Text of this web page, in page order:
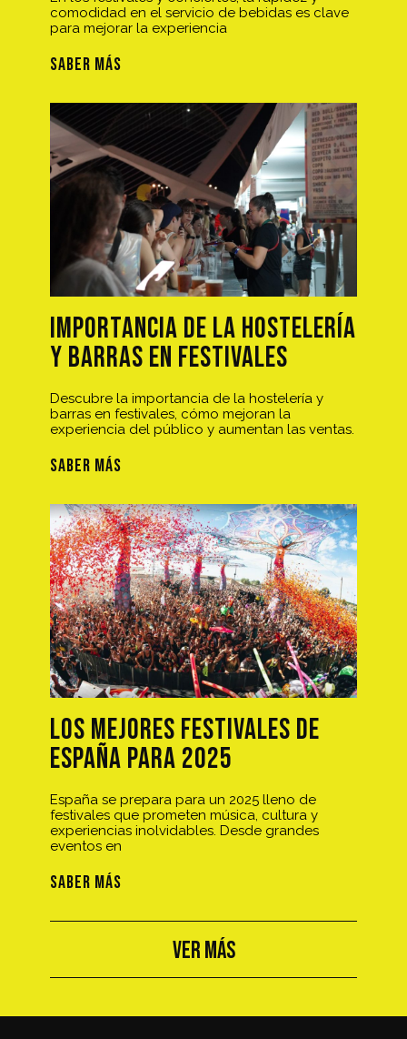
comodidad en el servicio de bebidas es clave
para mejorar la experiencia
SABER MÁS
Importancia de la hostelería
y barras en festivales
Descubre la importancia de la hostelería y
barras en festivales, cómo mejoran la
experiencia del público y aumentan las ventas.
SABER MÁS
Los Mejores Festivales de
España para 2025
España se prepara para un 2025 lleno de
festivales que prometen música, cultura y
experiencias inolvidables. Desde grandes
eventos en
SABER MÁS
VER MÁS